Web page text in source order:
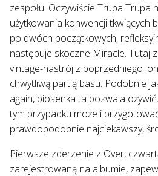
zespołu. Oczywiście Trupa Trupa
użytkowania konwencji tkwiących
po dwóch początkowych,
następuje skoczne Miracle. Tutaj
vintage-nastrój z poprzedniego
chwytliwą partią basu. Podobnie
again, piosenka ta pozwala
tym przypadku może i
prawdopodobnie najciekawszy,
Pierwsze zderzenie z Over,
zarejestrowaną na albumie,